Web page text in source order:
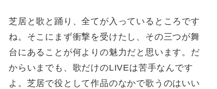
芝居と歌と踊り、全てが入っているところです
ね。そこにまず衝撃を受けたし、その三つが舞
台にあることが何よりの魅力だと思います。だ
からいまでも、歌だけのLIVEは苦手なんです
よ。芝居で役として作品のなかで歌うのはいい